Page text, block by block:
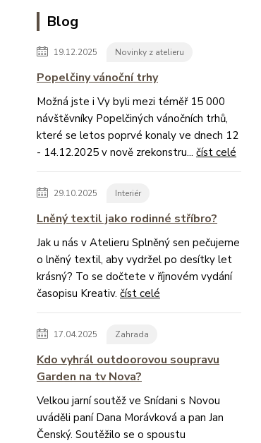
Blog
19.12.2025 Novinky z atelieru
Popelčiny vánoční trhy
Možná jste i Vy byli mezi téměř 15 000
návštěvníky Popelčiných vánočních trhů,
které se letos poprvé konaly ve dnech 12
- 14.12.2025 v nově zrekonstru... číst celé
29.10.2025 Interiér
Lněný textil jako rodinné stříbro?
Jak u nás v Atelieru Splněný sen pečujeme
o lněný textil, aby vydržel po desítky let
krásný? To se dočtete v říjnovém vydání
časopisu Kreativ. číst celé
17.04.2025 Zahrada
Kdo vyhrál outdoorovou soupravu
Garden na tv Nova?
Velkou jarní soutěž ve Snídani s Novou
uváděli paní Dana Morávková a pan Jan
Čenský. Soutěžilo se o spoustu